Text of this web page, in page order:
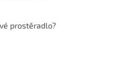
prostěradlo?